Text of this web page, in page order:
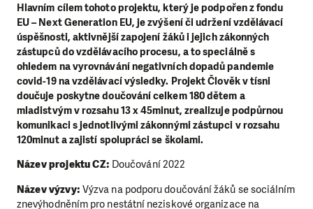
Hlavním cílem tohoto projektu, který je podpořen z fondu
EU – Next Generation EU, je zvýšení či udržení vzdělávací
úspěšnosti, aktivnější zapojení žáků i jejich zákonných
zástupců do vzdělávacího procesu, a to speciálně s
ohledem na vyrovnávání negativních dopadů pandemie
covid-19 na vzdělávací výsledky. Projekt Člověk v tísni
doučuje poskytne doučování celkem 180 dětem a
mladistvým v rozsahu 13 x 45minut, zrealizuje podpůrnou
komunikaci s jednotlivými zákonnými zástupci v rozsahu
120minut a zajistí spolupráci se školami.
Název projektu CZ: Doučování 2022
Název výzvy: Výzva na podporu doučování žáků se sociálním
znevýhodněním pro nestátní neziskové organizace na